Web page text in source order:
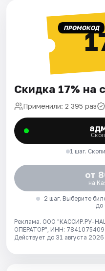
ПРОМОКОД
Скидка 17% на
Применили: 2 395 раз
1 шаг.
от
на
2 шаг. Выберите
до
Реклама. ООО "КАССИР.РУ-
ОПЕРАТОР", ИНН: 7841075409
Действует до 31 августа 2026